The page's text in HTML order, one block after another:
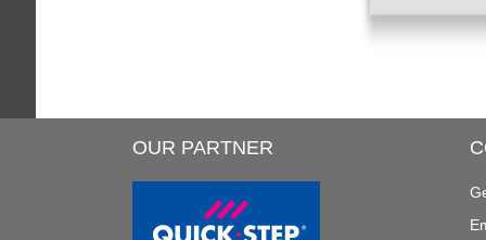
OUR PARTNER